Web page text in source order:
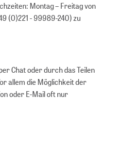
Montag – Freitag von
(0)221 - 99989-240) zu
Chat oder durch das Teilen
allem die Möglichkeit der
oder E-Mail oft nur